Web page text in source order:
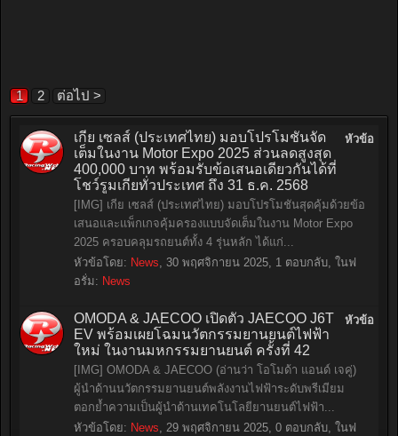
1 2 ต่อไป >
หัวข้อ
เกีย เซลส์ (ประเทศไทย) มอบโปรโมชันจัด
เต็มในงาน Motor Expo 2025 ส่วนลดสูงสุด
400,000 บาท พร้อมรับข้อเสนอเดียวกันได้ที่
โชว์รูมเกียทั่วประเทศ ถึง 31 ธ.ค. 2568
[IMG] เกีย เซลส์ (ประเทศไทย) มอบโปรโมชันสุดคุ้มด้วยข้อ
เสนอและแพ็กเกจคุ้มครองแบบจัดเต็มในงาน Motor Expo
2025 ครอบคลุมรถยนต์ทั้ง 4 รุ่นหลัก ได้แก่...
หัวข้อโดย: News, 30 พฤศจิกายน 2025, 1 ตอบกลับ, ในฟ
อรั่ม: News
หัวข้อ
OMODA & JAECOO เปิดตัว JAECOO J6T
EV พร้อมเผยโฉมนวัตกรรมยานยนต์ไฟฟ้า
ใหม่ ในงานมหกรรมยานยนต์ ครั้งที่ 42
[IMG] OMODA & JAECOO (อ่านว่า โอโมด้า แอนด์ เจคู่)
ผู้นำด้านนวัตกรรมยานยนต์พลังงานไฟฟ้าระดับพรีเมียม
ตอกย้ำความเป็นผู้นำด้านเทคโนโลยียานยนต์ไฟฟ้า...
หัวข้อโดย: News, 29 พฤศจิกายน 2025, 0 ตอบกลับ, ในฟ